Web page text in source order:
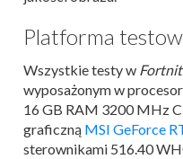
Platforma
Wszystkie testy w
wyposażonym w procesor
16 GB RAM 3200 MHz
graficzną MSI GeForce
sterownikami 516.40